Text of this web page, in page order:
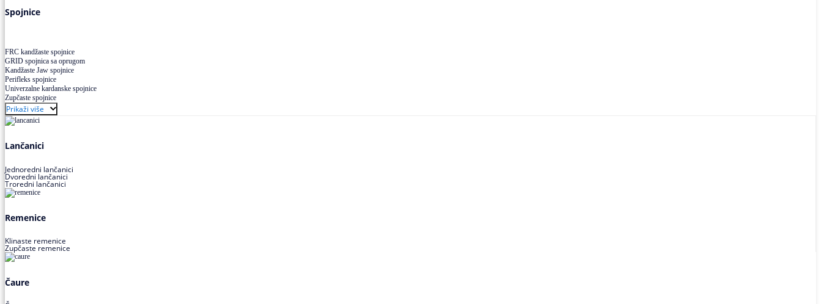
Spojnice
FRC kandžaste spojnice
GRID spojnica sa oprugom
Kandžaste Jaw spojnice
Perifleks spojnice
Univerzalne kardanske spojnice
Zupčaste spojnice
Prikaži više
Lančanici
Jednoredni lančanici
Dvoredni lančanici
Troredni lančanici
Remenice
Klinaste remenice
Zupčaste remenice
Čaure